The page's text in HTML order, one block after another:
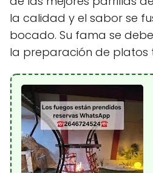
la calidad y el sabor se
bocado. Su fama se
la preparación de platos